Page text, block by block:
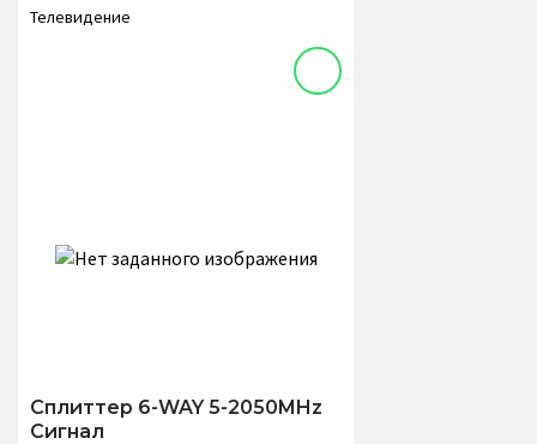
Телевидение
Сплиттер 6-WAY 5-2050MHz
Сигнал